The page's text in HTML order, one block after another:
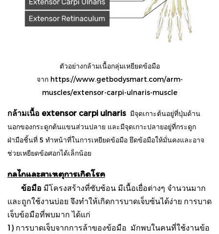
ตัวอย่างกล้ามเนื้อกลุ่มเหยียดข้อมือ
จาก https://www.getbodysmart.com/arm-
muscles/extensor-carpi-ulnaris-muscle
กล้ามเนื้อ extensor carpi ulnaris มีจุดเกาะต้นอยู่ที่ปุ่มด้าน
นอกของกระดูกต้นแขนส่วนปลาย และมีจุดเกาะปลายอยู่ที่กระดูก
ฝ่ามือชิ้นที่ 5 ทำหน้าที่ในการเหยียดข้อมือ ยึดข้อมือให้มั่นคงและอาจ
ช่วยเหยียดข้อศอกได้เล็กน้อย
กลไกและสาเหตุการเกิดโรค
ข้อมือ มีโครงสร้างที่ซับซ้อน มีเนื้อเยื่อต่างๆ จำนวนมาก
และถูกใช้งานบ่อย จึงทำให้เกิดการบาดเจ็บซ้นได้ง่าย การบาด
เจ็บข้อมือที่พบมาก ได้แก่
1) การบาดเจ็บจากการล้าของข้อมือ มักพบในคนที่ใช้งานข้อ